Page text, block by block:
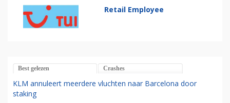
Retail Employee
Best gelezen Crashes
KLM annuleert meerdere vluchten naar Barcelona door
staking